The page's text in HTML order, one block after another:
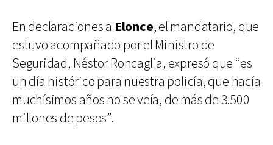
En declaraciones a Elonce, el mandatario, que
estuvo acompañado por el Ministro de
Seguridad, Néstor Roncaglia, expresó que “es
un día histórico para nuestra policía, que hacía
muchísimos años no se veía, de más de 3.500
millones de pesos”.